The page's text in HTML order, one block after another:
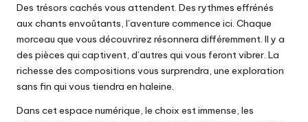
Des trésors cachés vous attendent. Des rythmes effrénés
aux chants envoûtants, l’aventure commence ici. Chaque
morceau que vous découvrirez résonnera différemment. Il y a
des pièces qui captivent, d’autres qui vous feront vibrer. La
richesse des compositions vous surprendra, une exploration
sans fin qui vous tiendra en haleine.
Dans cet espace numérique, le choix est immense, les